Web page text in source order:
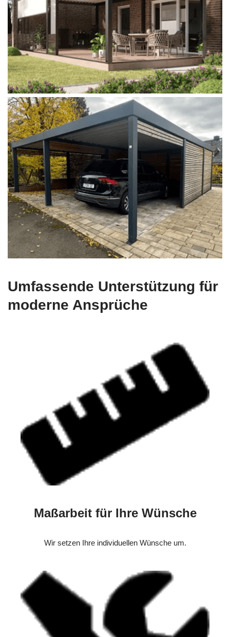
Umfassende Unterstützung für
moderne Ansprüche
Maßarbeit für Ihre Wünsche
Wir setzen Ihre individuellen Wünsche um.